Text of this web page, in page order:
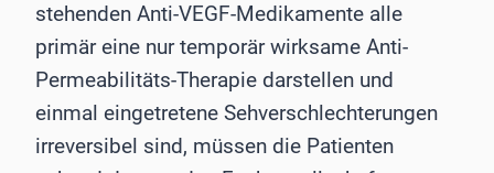
stehenden Anti-VEGF-Medikamente alle
primär eine nur temporär wirksame Anti-
Permeabilitäts-Therapie darstellen und
einmal eingetretene Sehverschlechterungen
irreversibel sind, müssen die Patienten